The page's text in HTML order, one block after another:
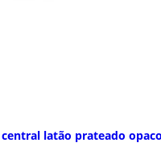
latão prateado